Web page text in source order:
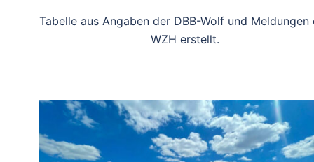
Tabelle aus Angaben der DBB-Wolf und Meldungen
WZH erstellt.